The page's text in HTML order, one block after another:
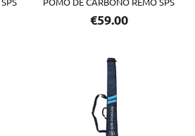
€59.00
Este
producto
tiene
múltiples
variantes.